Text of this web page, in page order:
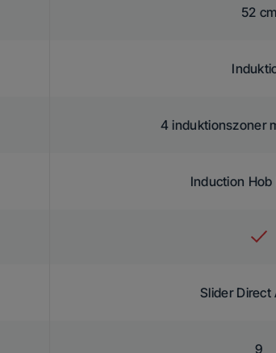
52 cm
4 induktionszoner
Induction Hob
Slider Direct
9